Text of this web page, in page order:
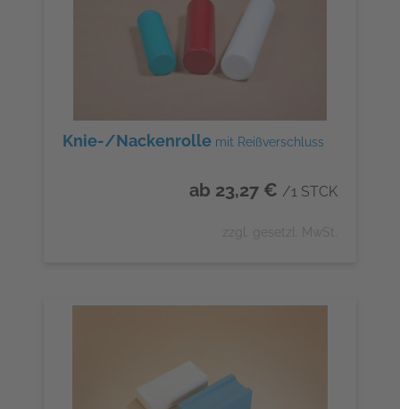
Knie-/Nackenrolle mit Reißverschluss
ab 23,27 € /1 STCK
zzgl. gesetzl. MwSt.